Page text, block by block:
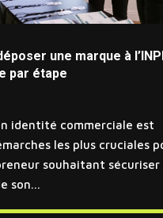
une marque à
par étape
identité commerciale est
les plus cruciales
souhaitant sécuriser
son...